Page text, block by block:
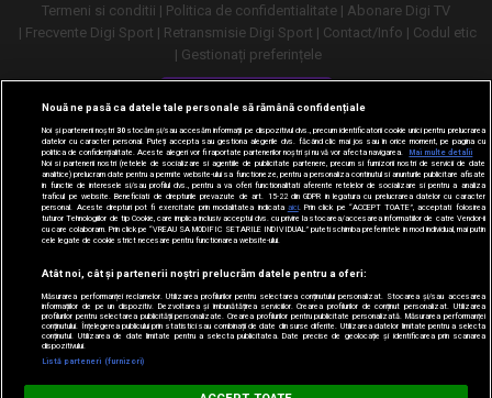
Digi Sport
Termeni si conditii
Politica de confidentialitate
Abonare Digi TV
Frecvente Digi Sport
Retransmisie Digi Sport Contact/Info
Codul etic
Gestionați preferințele
Versiune desktop
Nouă ne pasă ca datele tale personale să rămână confidențiale
Noi și partenerii noștri30stocăm și/sau accesăm informații pe dispozitivul dvs., precum identificatorii cookie unici pentru prelucrarea
datelor cu caracter personal. Puteți accepta sau gestiona alegerile dvs. făcând clic mai jos sau în orice moment, pe pagina cu
politica de confidențialitate. Aceste alegeri vor fi raportate partenerilor noștri și nu vă vor afecta navigarea.
Mai multe detalii
Noi si partenerii nostri (retelele de socializare si agentiile de publicitate partenere, precum si furnizorii nostri de servicii de date
analitice) prelucram date pentru a permite website-ului sa functioneze, pentru a personaliza continutul si anunturile publicitare afisate
in functie de interesele si/sau profilul dvs., pentru a va oferi functionalitati aferente retelelor de socializare si pentru a analiza
traficul pe website. Beneficiati de drepturile prevazute de art. 15-22 din GDPR in legatura cu prelucrarea datelor cu caracter
personal. Aceste drepturi pot fi exercitate prin modalitatea indicata aici. Prin click pe “ACCEPT TOATE”, acceptati folosirea
tuturor Tehnologiilor de tip Cookie, care implica inclusiv acceptul dvs. cu privire la stocarea/accesarea informatiilor de catre Vendor-ii
cu care colaboram. Prin click pe “VREAU SA MODIFIC SETARILE INDIVIDUAL” puteti schimba preferintele in mod individual, mai putin
cele legate de cookie strict necesare pentru functionarea website-ului.
Atât noi, cât și partenerii noștri prelucrăm datele pentru a oferi:
Măsurarea performanței reclamelor. Utilizarea profilurilor pentru selectarea conținutului personalizat. Stocarea și/sau accesarea
informațiilor de pe un dispozitiv. Dezvoltarea și îmbunătățirea serviciilor. Crearea profilurilor de conținut personalizat. Utilizarea
profilurilor pentru selectarea publicității personalizate. Crearea profilurilor pentru publicitate personalizată. Măsurarea performanței
conținutului. Înțelegerea publicului prin statistici sau combinații de date din surse diferite. Utilizarea datelor limitate pentru a selecta
conținutul. Utilizarea de date limitate pentru a selecta publicitatea. Date precise de geolocație și identificarea prin scanarea
dispozitivului.
Listă parteneri (furnizori)